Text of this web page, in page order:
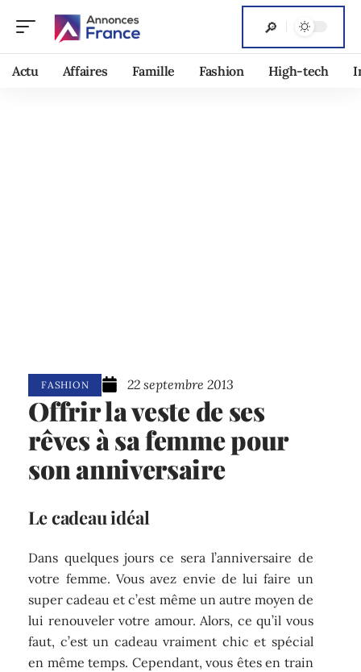
Actu Affaires Famille Fashion High-tech
FASHION 22 septembre 2013
Offrir la veste de ses
rêves à sa femme pour
son anniversaire
Le cadeau idéal
Dans quelques jours ce sera l’anniversaire de
votre femme. Vous avez envie de lui faire un
super cadeau et c’est même un autre moyen de
lui renouveler votre amour. Alors, ce qu’il vous
faut, c’est un cadeau vraiment chic et spécial
en même temps. Cependant, vous êtes en train